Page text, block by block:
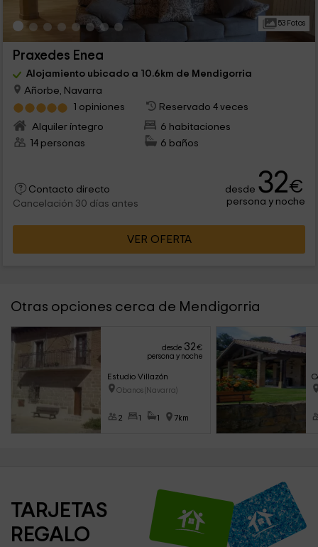
53 Fotos
Praxedes Enea
Alojamiento ubicado a 10.6km de Mendigorria
Añorbe, Navarra
1 opiniones
Reservado 4 veces
Alquiler íntegro
6 habitaciones
14 personas
6 baños
Contacto directo
Cancelación 30 días antes
desde 32€
persona y noche
VER OFERTA
Otras opciones cerca de Mendigorria
desde 32€
persona y noche
Estudio Villazón
Obanos (Navarra)
2 1 1 7km
TARJETAS
REGALO